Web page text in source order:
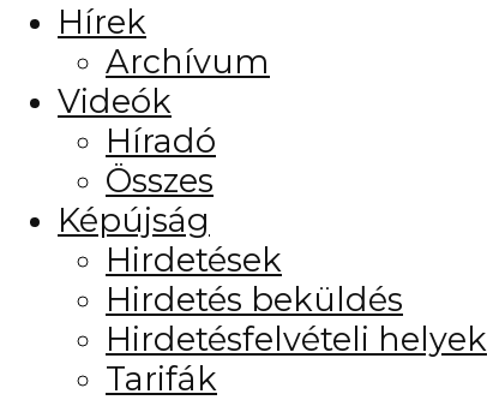
Hírek
Archívum
Videók
Híradó
Összes
Képújság
Hirdetések
Hirdetés beküldés
Hirdetésfelvételi helyek
Tarifák